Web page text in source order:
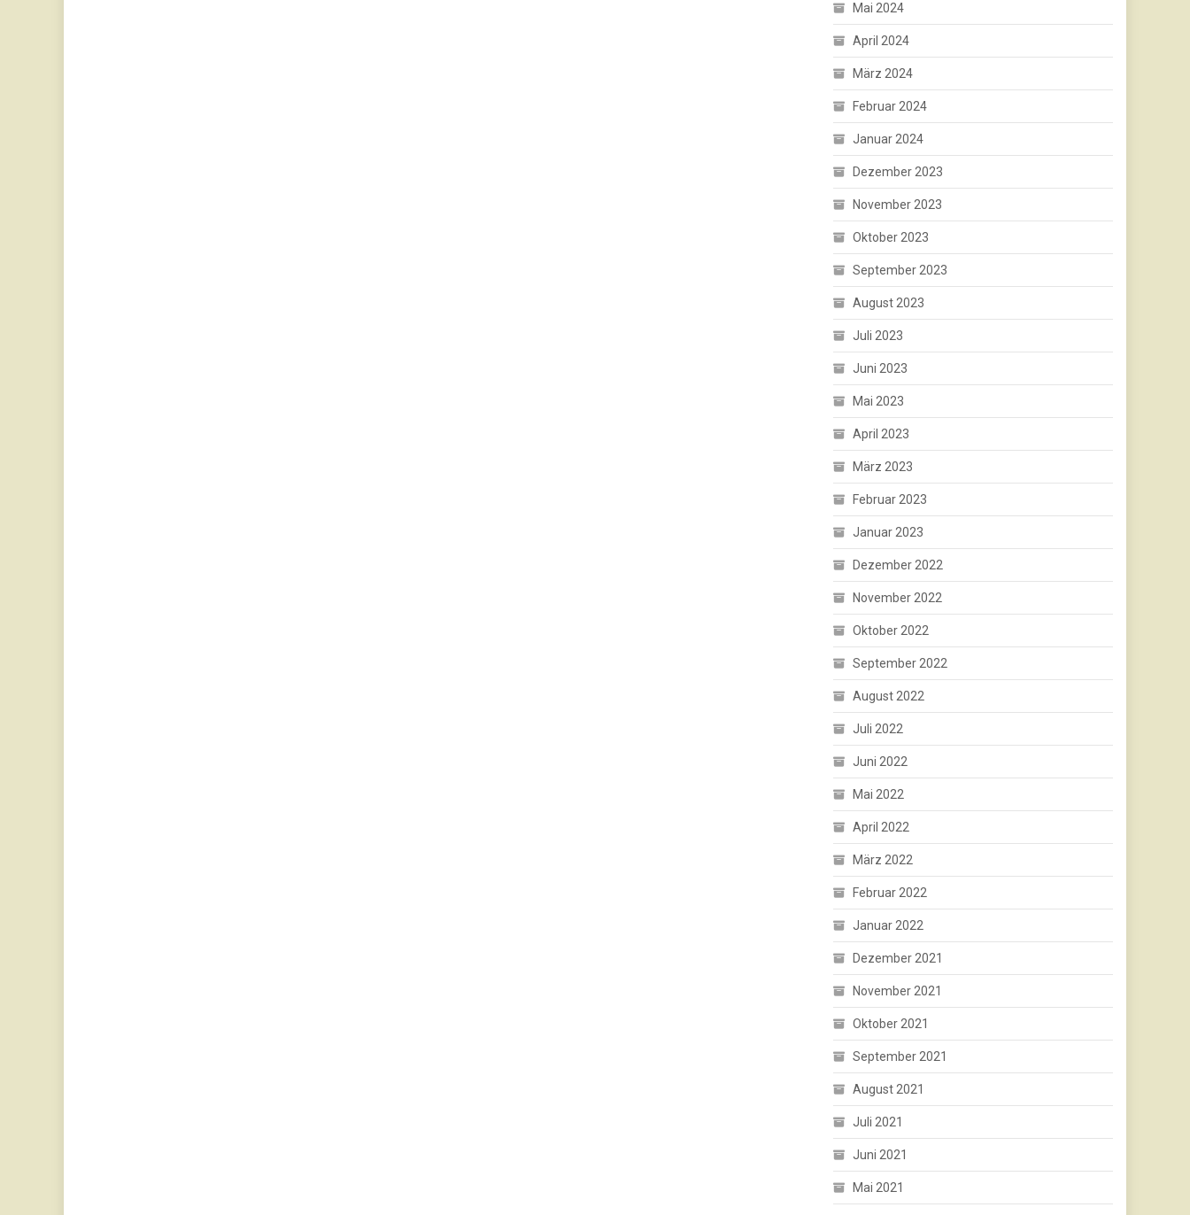
Mai 2024
April 2024
März 2024
Februar 2024
Januar 2024
Dezember 2023
November 2023
Oktober 2023
September 2023
August 2023
Juli 2023
Juni 2023
Mai 2023
April 2023
März 2023
Februar 2023
Januar 2023
Dezember 2022
November 2022
Oktober 2022
September 2022
August 2022
Juli 2022
Juni 2022
Mai 2022
April 2022
März 2022
Februar 2022
Januar 2022
Dezember 2021
November 2021
Oktober 2021
September 2021
August 2021
Juli 2021
Juni 2021
Mai 2021